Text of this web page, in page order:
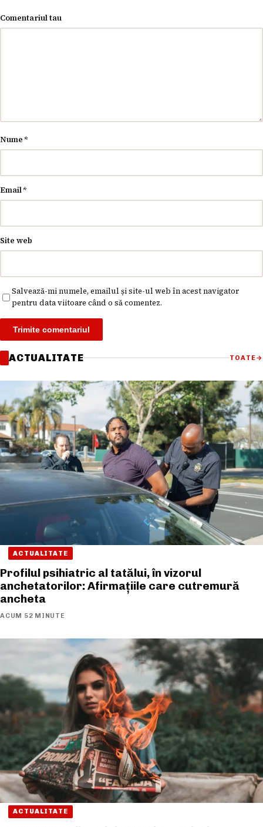
Comentariul tau
Nume*
Email*
Site web
Salvează-mi numele, emailul și site-ul web în acest navigator
pentru data viitoare când o să comentez.
ACTUALITATE TOATE→
ACTUALITATE
Profilul psihiatric al tatălui, în vizorul
anchetatorilor: Afirmațiile care cutremură
ancheta
ACUM 52 MINUTE
ACTUALITATE